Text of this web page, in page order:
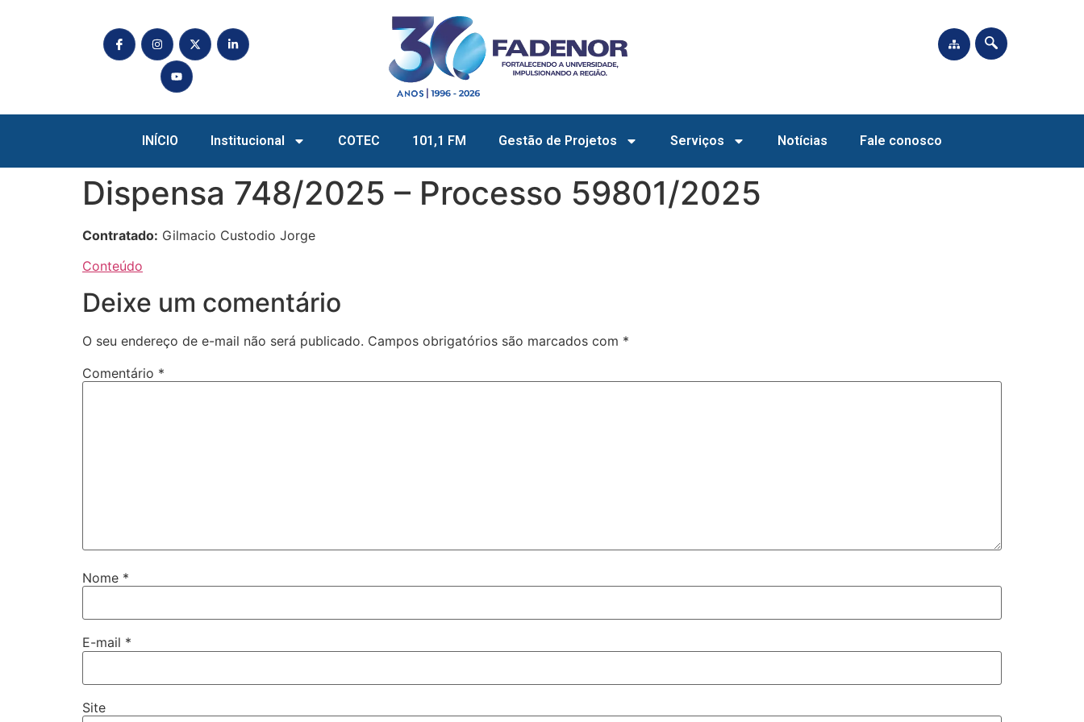
INÍCIO Institucional COTEC 101,1 FM Gestão de Projetos Serviços Notícias Fale conosco
Dispensa 748/2025 – Processo 59801/2025
Contratado: Gilmacio Custodio Jorge
Conteúdo
Deixe um comentário
O seu endereço de e-mail não será publicado. Campos obrigatórios são marcados com *
Comentário *
Nome *
E-mail *
Site